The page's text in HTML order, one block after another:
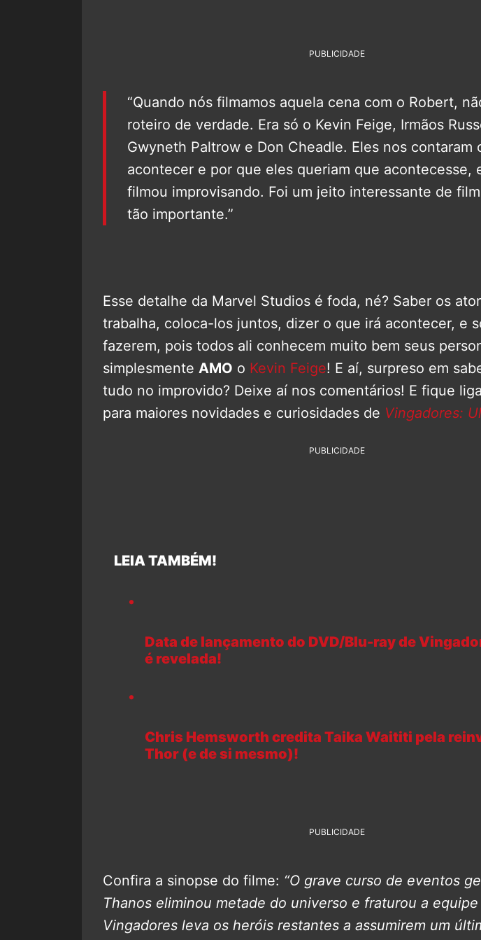
PUBLICIDADE
“Quando nós filmamos aquela cena com o Robert,
roteiro de verdade. Era só o Kevin Feige, Irmãos
Gwyneth Paltrow e Don Cheadle. Eles nos contaram
acontecer e por que eles queriam que acontecesse,
filmou improvisando. Foi um jeito interessante de
tão importante.”
Esse detalhe da Marvel Studios é foda, né? Saber os
trabalha, coloca-los juntos, dizer o que irá acontecer, e
fazerem, pois todos ali conhecem muito bem seus
simplesmente AMO o Kevin Feige! E aí, surpreso em
tudo no improvido? Deixe aí nos comentários! E fique
para maiores novidades e curiosidades de Vingadores:
PUBLICIDADE
LEIA TAMBÉM!
Data de lançamento do DVD/Blu-ray de
é revelada!
Chris Hemsworth credita Taika Waititi pela
Thor (e de si mesmo)!
PUBLICIDADE
Confira a sinopse do filme: “O grave curso de eventos
Thanos eliminou metade do universo e fraturou a
Vingadores leva os heróis restantes a assumirem um